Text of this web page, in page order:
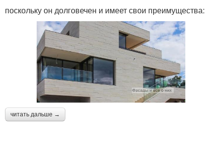
поскольку он долговечен и имеет свои преимущества:
читать дальше →